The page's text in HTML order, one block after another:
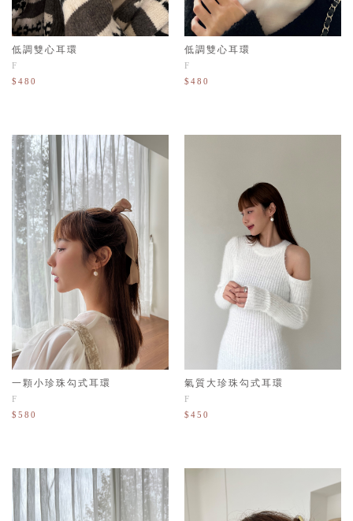
低調雙心耳環
F
$480
低調雙心耳環
F
$480
一顆小珍珠勾式耳環
F
$580
氣質大珍珠勾式耳環
F
$450